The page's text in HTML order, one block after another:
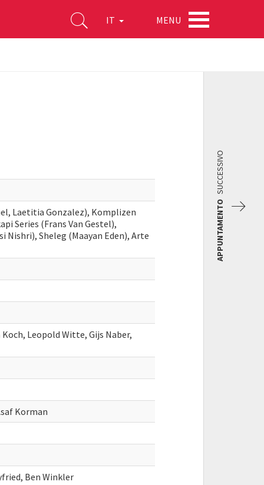
IT MENU
Laetitia Gonzalez), Komplizen
Series (Frans Van Gestel),
Nishri), Sheleg (Maayan Eden), Arte
Leopold Witte, Gijs Naber,
Korman
Ben Winkler
APPUNTAMENTO
SUCCESSIVO